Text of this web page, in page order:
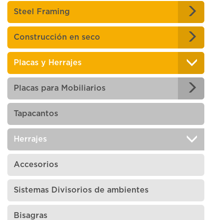
Steel Framing
Construcción en seco
Placas y Herrajes
Placas para Mobiliarios
Tapacantos
Herrajes
Accesorios
Sistemas Divisorios de ambientes
Bisagras